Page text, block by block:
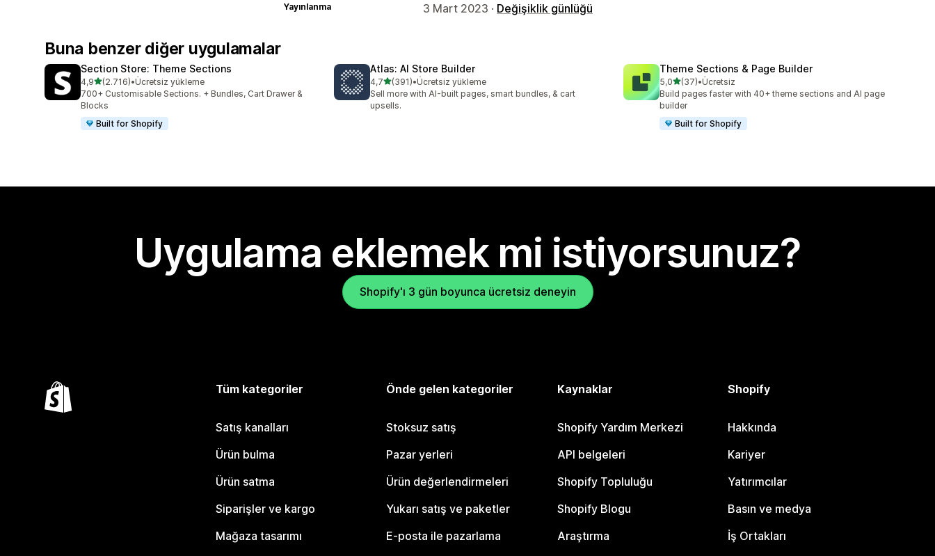
Yayınlanma 3 Mart 2023 · Değişiklik günlüğü
Buna benzer diğer uygulamalar
Section Store: Theme Sections
4,95 yıldız üzerinden
(2.716)
toplam 2716 değerlendirme
•Ücretsiz yükleme
700+ Customisable Sections. + Bundles, Cart Drawer &
Blocks
Built for Shopify
Atlas: AI Store Builder
4,75 yıldız üzerinden
(391)
toplam 391 değerlendirme
•Ücretsiz yükleme
Sell more with AI-built pages, smart bundles, & cart
upsells.
Theme Sections & Page Builder
5,05 yıldız üzerinden
(37)
toplam 37 değerlendirme
•Ücretsiz
Build pages faster with 40+ theme sections and AI page
builder
Built for Shopify
Uygulama eklemek mi istiyorsunuz?
Shopify'ı 3 gün boyunca ücretsiz deneyin
Tüm kategoriler
Satış kanalları
Ürün bulma
Ürün satma
Siparişler ve kargo
Mağaza tasarımı
Önde gelen kategoriler
Stoksuz satış
Pazar yerleri
Ürün değerlendirmeleri
Yukarı satış ve paketler
E-posta ile pazarlama
Kaynaklar
Shopify Yardım Merkezi
API belgeleri
Shopify Topluluğu
Shopify Blogu
Araştırma
Shopify
Hakkında
Kariyer
Yatırımcılar
Basın ve medya
İş Ortakları